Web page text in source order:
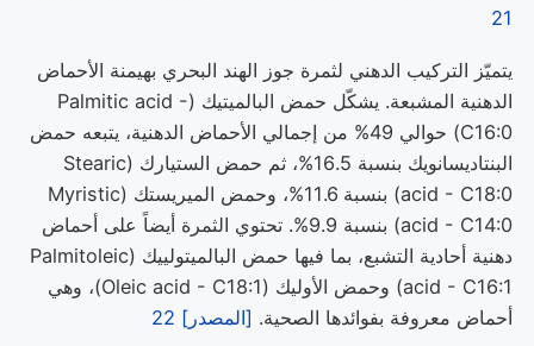
21
يتميّز التركيب الدهني لثمرة جوز الهند البحري بهيمنة الأحماض
الدهنية المشبعة. يشكّل حمض البالميتيك (Palmitic acid -
C16:0) حوالي 49% من إجمالي الأحماض الدهنية، يتبعه حمض
البنتاديسانويك بنسبة 16.5%، ثم حمض الستيارك (Stearic
acid - C18:0) بنسبة 11.6%، وحمض الميريستك (Myristic
acid - C14:0) بنسبة 9.9%. تحتوي الثمرة أيضاً على أحماض
دهنية أحادية التشبع، بما فيها حمض البالميتولييك (Palmitoleic
acid - C16:1) وحمض الأوليك (Oleic acid - C18:1)، وهي
أحماض معروفة بفوائدها الصحية. [المصدر] 22